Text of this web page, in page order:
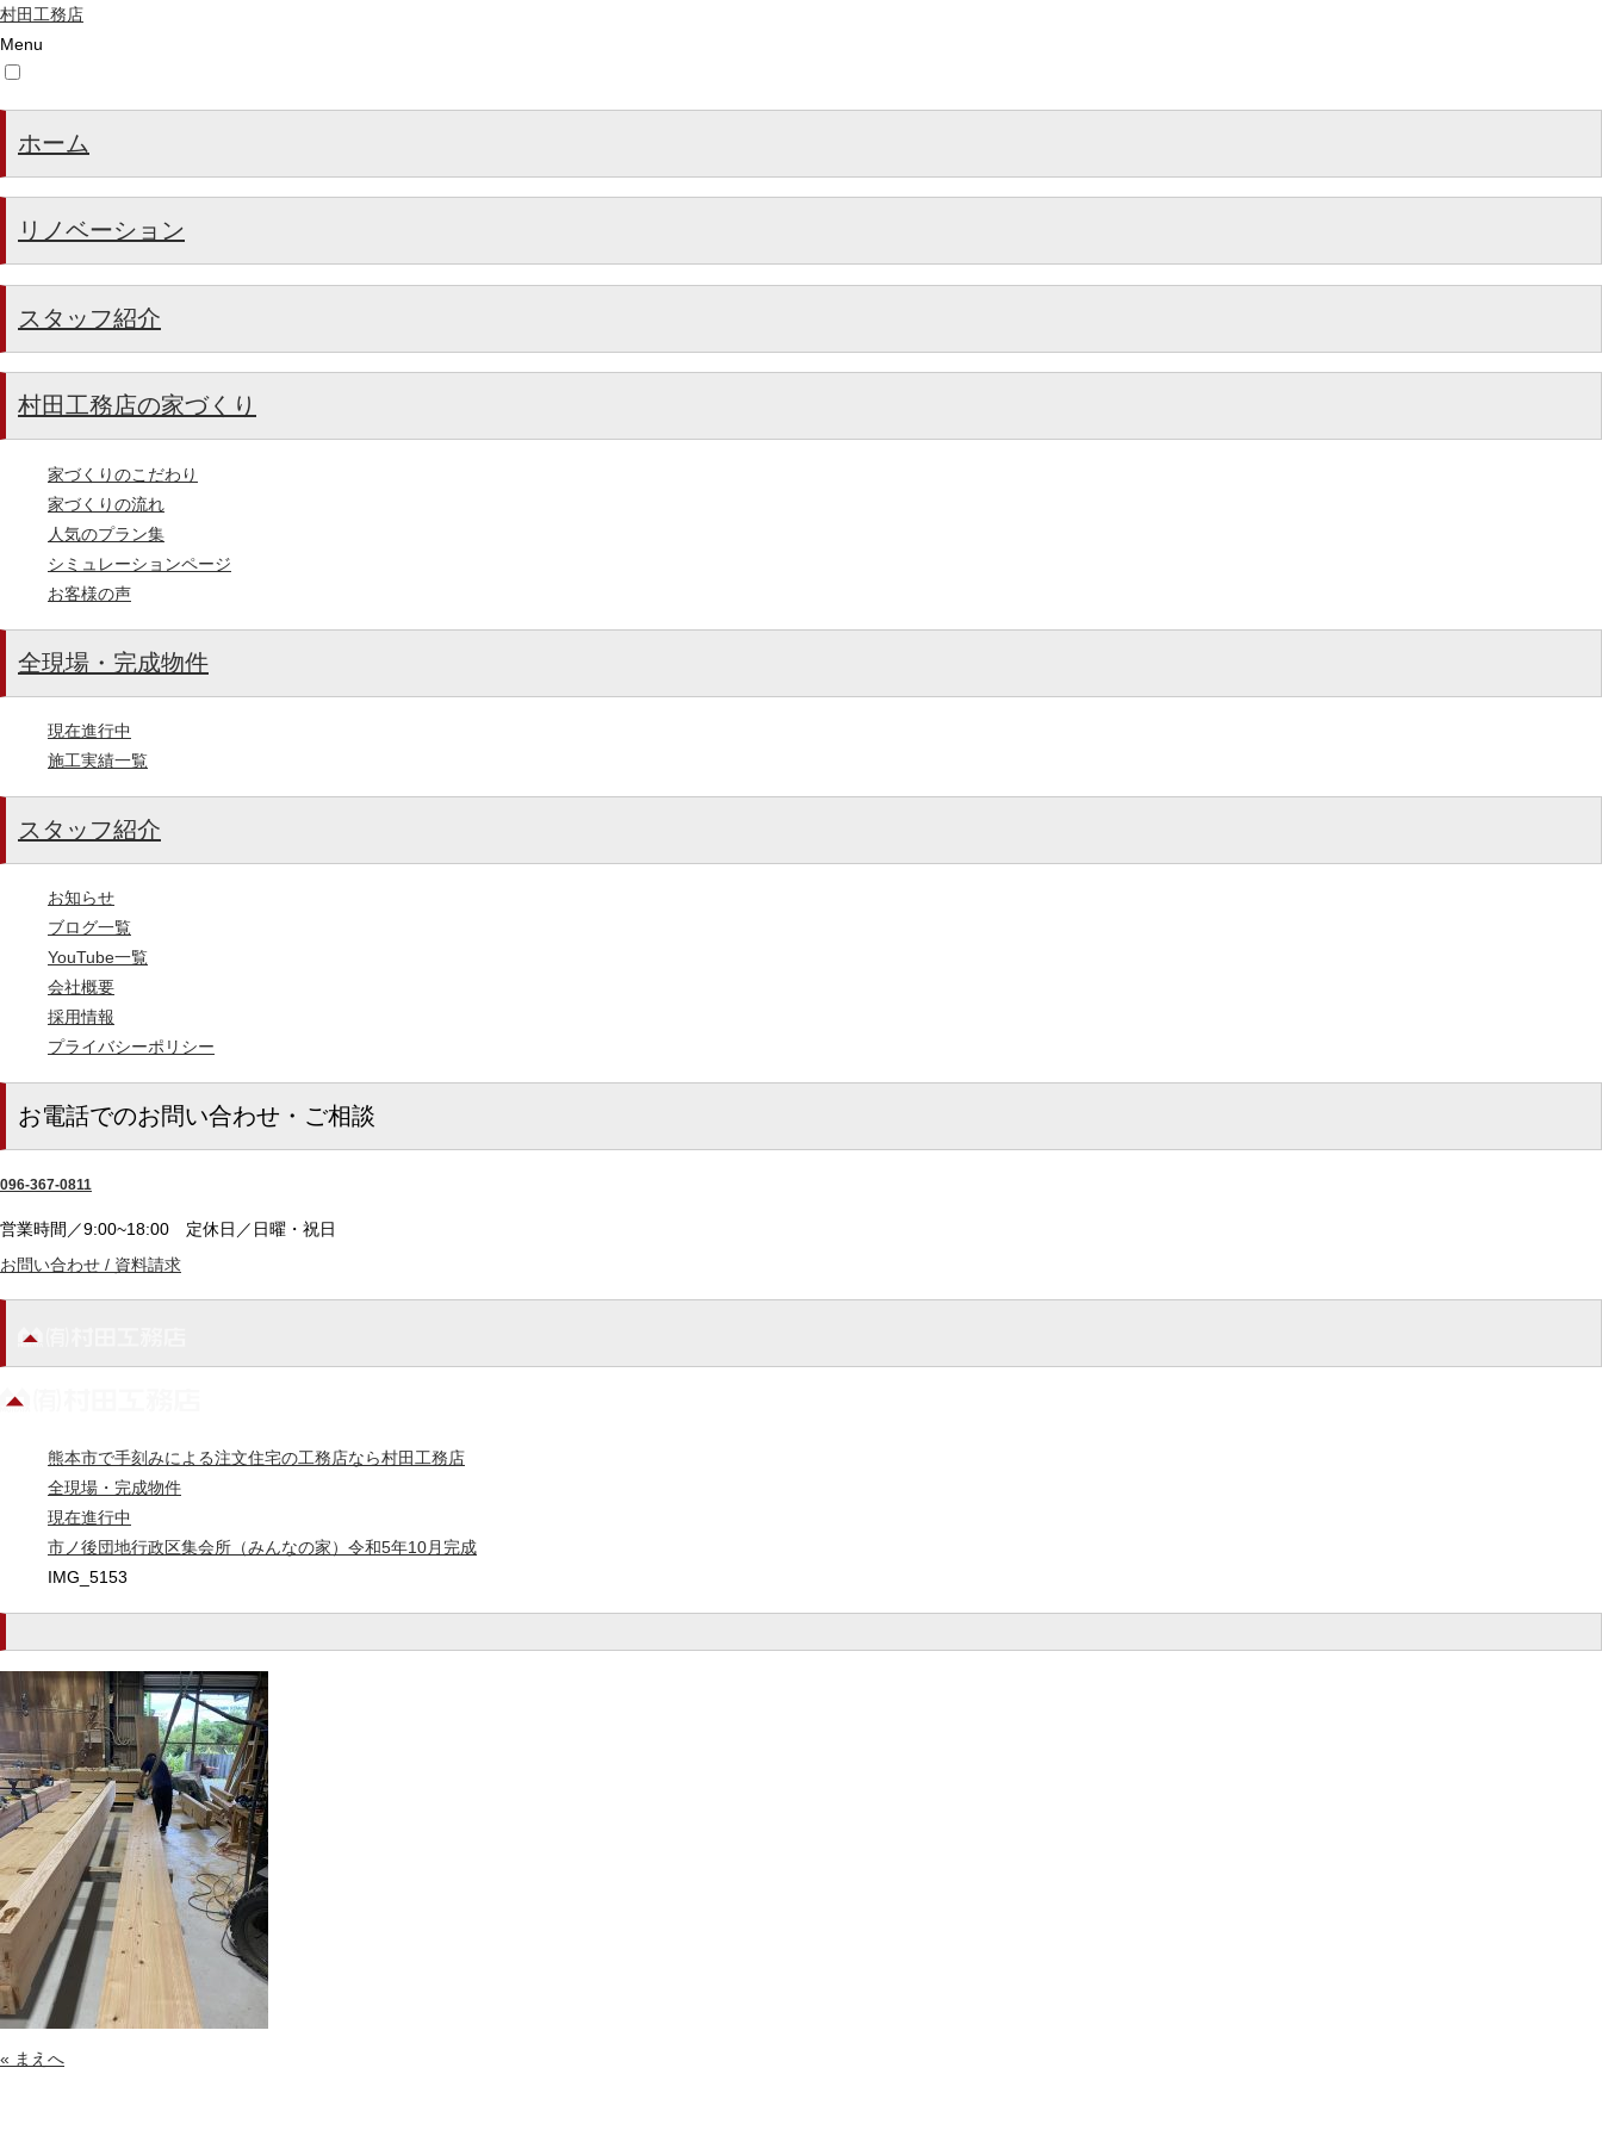
村田工務店
Menu
ホーム
リノベーション
スタッフ紹介
村田工務店の家づくり
家づくりのこだわり
家づくりの流れ
人気のプラン集
シミュレーションページ
お客様の声
全現場・完成物件
現在進行中
施工実績一覧
スタッフ紹介
お知らせ
ブログ一覧
YouTube一覧
会社概要
採用情報
プライバシーポリシー
お電話でのお問い合わせ・ご相談
096-367-0811
営業時間／9:00~18:00 定休日／日曜・祝日
お問い合わせ / 資料請求
熊本市で手刻みによる注文住宅の工務店なら村田工務店
全現場・完成物件
現在進行中
市ノ後団地行政区集会所（みんなの家）令和5年10月完成
IMG_5153
« まえへ